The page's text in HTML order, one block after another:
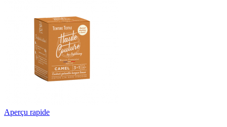
Aperçu rapide